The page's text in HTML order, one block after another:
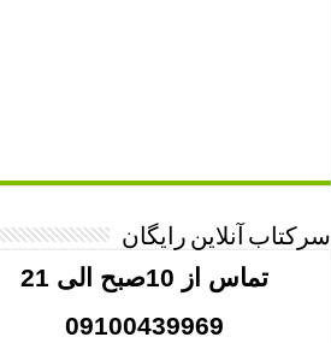
سرکتاب آنلاین رایگان
تماس از 10صبح الی 21
09100439969